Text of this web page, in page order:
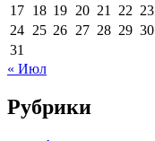
17 18 19 20 21 22 23
24 25 26 27 28 29 30
31
« Июл
Рубрики